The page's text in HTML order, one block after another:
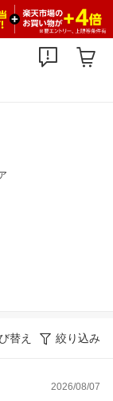
替え 絞り込み
2026/08/07